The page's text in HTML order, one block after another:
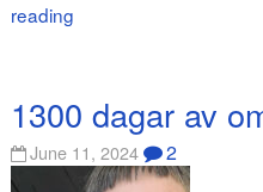
reading
1300 dagar av
June 11, 2024 2